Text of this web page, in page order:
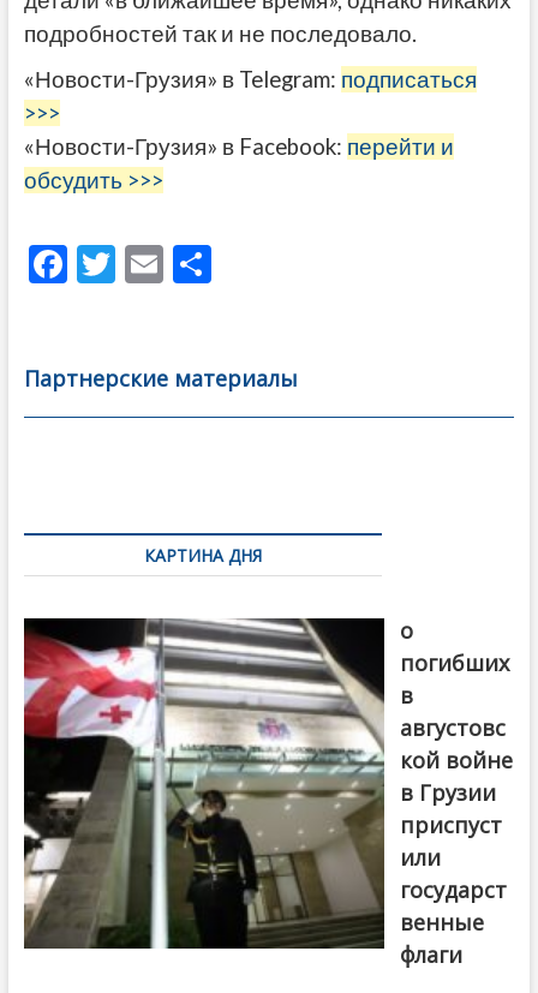
подробностей так и не последовало.
«Новости-Грузия» в Telegram: подписаться
>>>
«Новости-Грузия» в Facebook: перейти и
обсудить >>>
F
b
o
T
er
E
l
О
а
в
Партнерские материалы
по
записямКАРТИНА ДНЯ
о
погибших
в
августовс
кой войне
в Грузии
приспуст
или
государст
венные
флаги